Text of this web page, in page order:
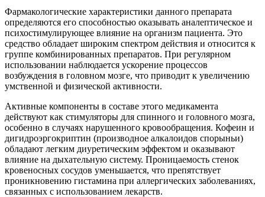
Фармакологические характеристики данного препарата
определяются его способностью оказывать аналептическое и
психостимулирующее влияние на организм пациента. Это
средство обладает широким спектром действия и относится к
группе комбинированных препаратов. При регулярном
использовании наблюдается ускорение процессов
возбуждения в головном мозге, что приводит к увеличению
умственной и физической активности.
Активные компоненты в составе этого медикамента
действуют как стимуляторы для спинного и головного мозга,
особенно в случаях нарушенного кровообращения. Кофеин и
дигидроэргокриптин (производное алкалоидов спорыньи)
обладают легким диуретическим эффектом и оказывают
влияние на дыхательную систему. Проницаемость стенок
кровеносных сосудов уменьшается, что препятствует
проникновению гистамина при аллергических заболеваниях,
связанных с использованием лекарств.